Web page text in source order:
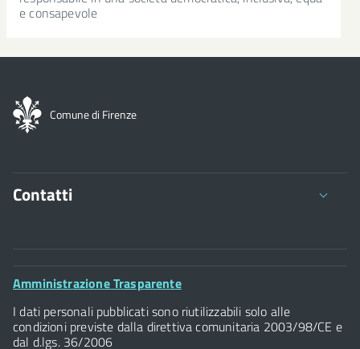
e consapevole
Comune di Firenze
Contatti
Comune di Firenze
Palazzo Vecchio
Piazza della Signoria - 50122, Firenze
P.IVA 01307110484
Footer
Amministrazione Trasparente
I dati personali pubblicati sono riutilizzabili solo alle
condizioni previste dalla direttiva comunitaria 2003/98/CE e
dal d.lgs. 36/2006